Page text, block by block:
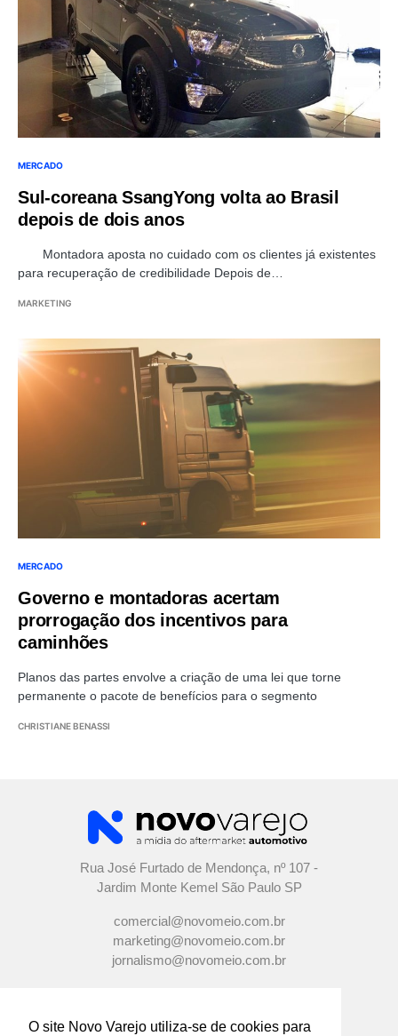
O site Novo Varejo utiliza-se de cookies para
MERCADO
Sul-coreana SsangYong volta ao Brasil
depois de dois anos
Montadora aposta no cuidado com os clientes já existentes
para recuperação de credibilidade Depois de…
MARKETING
MERCADO
Governo e montadoras acertam
prorrogação dos incentivos para
caminhões
Planos das partes envolve a criação de uma lei que torne
permanente o pacote de benefícios para o segmento
CHRISTIANE BENASSI
Rua José Furtado de Mendonça, nº 107 -
Jardim Monte Kemel São Paulo SP
comercial@novomeio.com.br
marketing@novomeio.com.br
jornalismo@novomeio.com.br